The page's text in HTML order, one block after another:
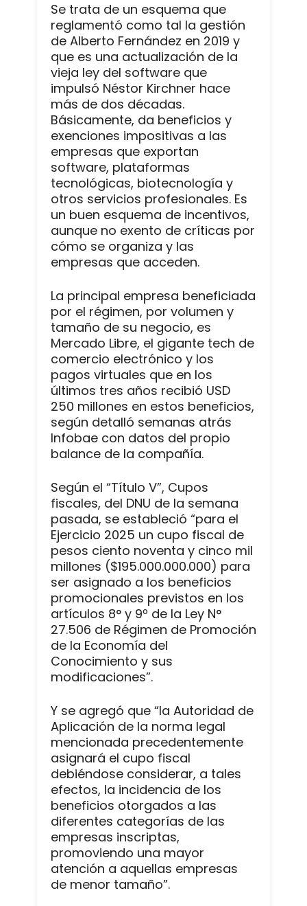
Se trata de un esquema que
reglamentó como tal la gestión
de Alberto Fernández en 2019 y
que es una actualización de la
vieja ley del software que
impulsó Néstor Kirchner hace
más de dos décadas.
Básicamente, da beneficios y
exenciones impositivas a las
empresas que exportan
software, plataformas
tecnológicas, biotecnología y
otros servicios profesionales. Es
un buen esquema de incentivos,
aunque no exento de críticas por
cómo se organiza y las
empresas que acceden.
La principal empresa beneficiada
por el régimen, por volumen y
tamaño de su negocio, es
Mercado Libre, el gigante tech de
comercio electrónico y los
pagos virtuales que en los
últimos tres años recibió USD
250 millones en estos beneficios,
según detalló semanas atrás
Infobae con datos del propio
balance de la compañía.
Según el “Título V”, Cupos
fiscales, del DNU de la semana
pasada, se estableció “para el
Ejercicio 2025 un cupo fiscal de
pesos ciento noventa y cinco mil
millones ($195.000.000.000) para
ser asignado a los beneficios
promocionales previstos en los
artículos 8° y 9º de la Ley N°
27.506 de Régimen de Promoción
de la Economía del
Conocimiento y sus
modificaciones”.
Y se agregó que “la Autoridad de
Aplicación de la norma legal
mencionada precedentemente
asignará el cupo fiscal
debiéndose considerar, a tales
efectos, la incidencia de los
beneficios otorgados a las
diferentes categorías de las
empresas inscriptas,
promoviendo una mayor
atención a aquellas empresas
de menor tamaño”.